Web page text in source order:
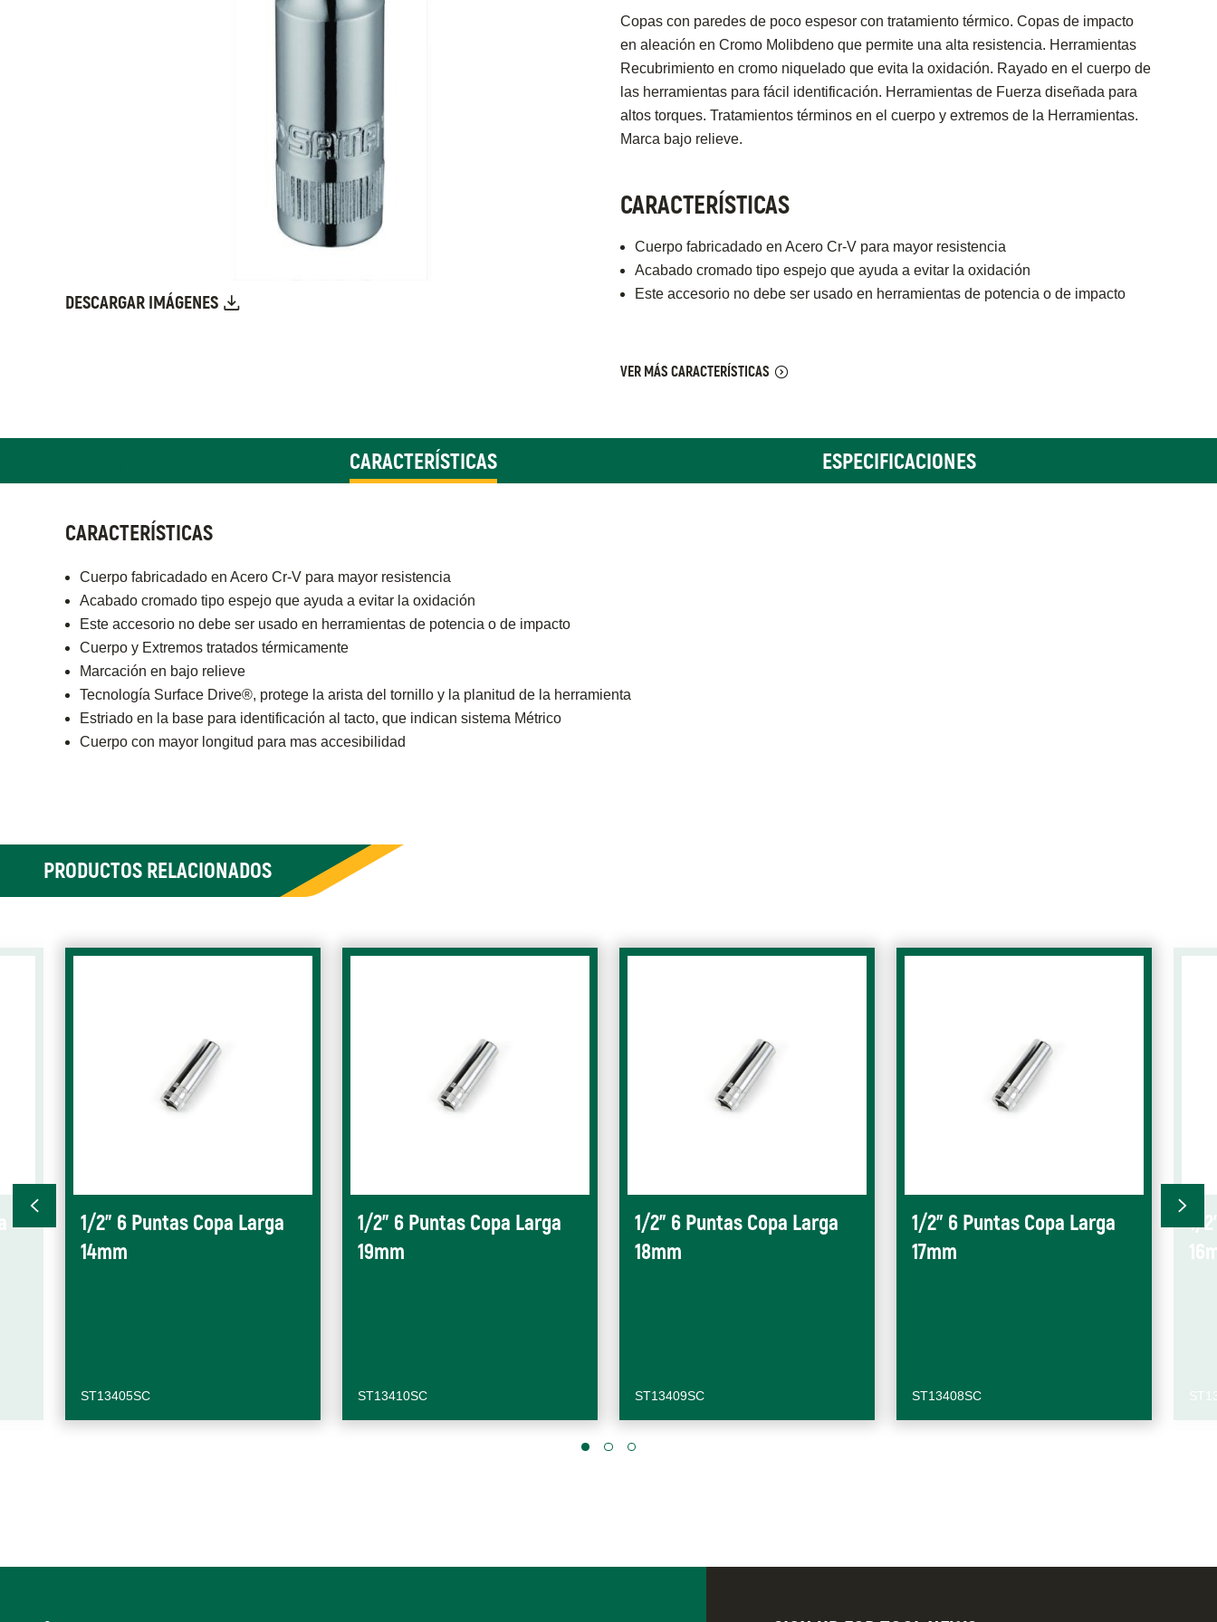
DESCARGAR IMÁGENES
Copas con paredes de poco espesor con tratamiento térmico. Copas de impacto
en aleación en Cromo Molibdeno que permite una alta resistencia. Herramientas
Recubrimiento en cromo niquelado que evita la oxidación. Rayado en el cuerpo de
las herramientas para fácil identificación. Herramientas de Fuerza diseñada para
altos torques. Tratamientos términos en el cuerpo y extremos de la Herramientas.
Marca bajo relieve.
CARACTERÍSTICAS
Cuerpo fabricadado en Acero Cr-V para mayor resistencia
Acabado cromado tipo espejo que ayuda a evitar la oxidación
Este accesorio no debe ser usado en herramientas de potencia o de impacto
VER MÁS CARACTERÍSTICAS
CARACTERÍSTICAS ESPECIFICACIONES
CARACTERÍSTICAS
Cuerpo fabricadado en Acero Cr-V para mayor resistencia
Acabado cromado tipo espejo que ayuda a evitar la oxidación
Este accesorio no debe ser usado en herramientas de potencia o de impacto
Cuerpo y Extremos tratados térmicamente
Marcación en bajo relieve
Tecnología Surface Drive®, protege la arista del tornillo y la planitud de la herramienta
Estriado en la base para identificación al tacto, que indican sistema Métrico
Cuerpo con mayor longitud para mas accesibilidad
PRODUCTOS RELACIONADOS
1/2" 6 Puntas Copa Larga
14mm
ST13405SC
1/2" 6 Puntas Copa Larga
19mm
ST13410SC
1/2" 6 Puntas Copa Larga
18mm
ST13409SC
1/2" 6 Puntas Copa Larga
17mm
ST13408SC
1/